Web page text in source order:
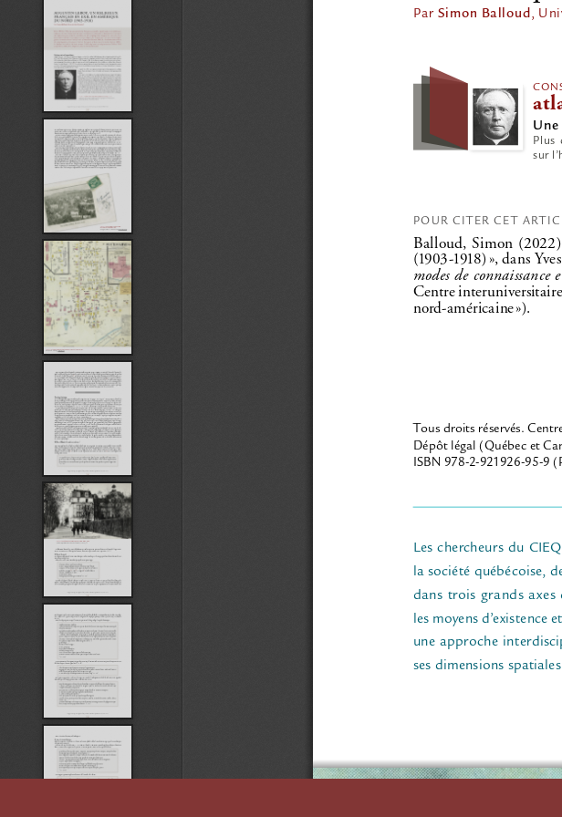
Par Simon Balloud
Tous droits réservés.
Dépôt légal (Québec et
ISBN 978-2-921926-95-9
Une
Plus
sur
Les chercheurs du
la société québécoise,
dans trois grands axes
les moyens d’existence
une approche
ses dimensions
POUR CITER CET
Balloud, Simon
(19 03 -1918 ) », dans
modes de connaissance
Centre interuniversitaire
nord-américaine»).